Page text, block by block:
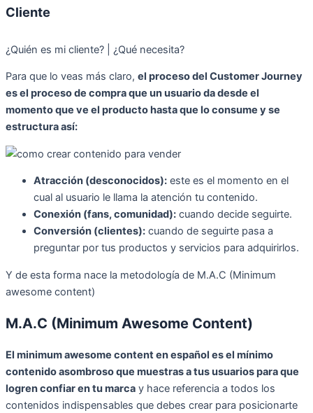
Cliente
¿Quién es mi cliente? | ¿Qué necesita?
Para que lo veas más claro, el proceso del Customer Journey
es el proceso de compra que un usuario da desde el
momento que ve el producto hasta que lo consume y se
estructura así:
Atracción (desconocidos): este es el momento en el
cual al usuario le llama la atención tu contenido.
Conexión (fans, comunidad): cuando decide seguirte.
Conversión (clientes): cuando de seguirte pasa a
preguntar por tus productos y servicios para adquirirlos.
Y de esta forma nace la metodología de M.A.C (Minimum
awesome content)
M.A.C (Minimum Awesome Content)
El minimum awesome content en español es el mínimo
contenido asombroso que muestras a tus usuarios para que
logren confiar en tu marca y hace referencia a todos los
contenidos indispensables que debes crear para posicionarte